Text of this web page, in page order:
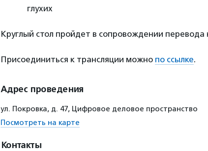
глухих
Круглый стол пройдет в сопровождении перевода
Присоединиться к трансляции можно по ссылке.
Адрес проведения
ул. Покровка, д. 47, Цифровое деловое пространство
Посмотреть на карте
Контакты